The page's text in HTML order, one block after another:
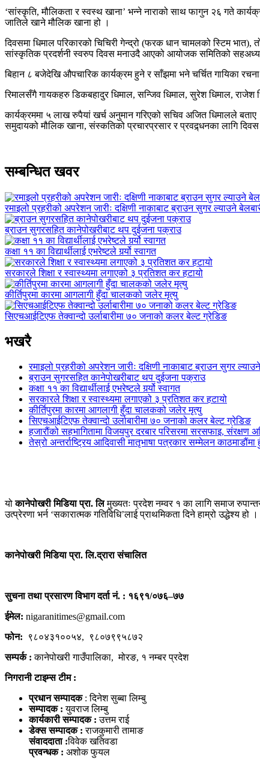
‘सांस्कृति, मौलिकता र स्वस्थ खाना’ भन्ने नाराको साथ फागुन २६ गते
जातिले खाने मौलिक खाना हो ।
दिवसमा धिमाल परिकारको चिचिरी गेन्द्रो (फरक धान चामलको स्टिम भात),
सांस्कृतिक प्रदर्शनी स्वरुप दिवस मनाउदै आएको आयोजक समितिको
बिहान ८ बजेदेखि औपचारिक कार्यक्रम हुने र साँझमा भने चर्चित गायिका
रिमालसँगै गायकहरु डिकबहादुर धिमाल, सन्जिव धिमाल, सुरेश धिमाल,
कार्यक्रममा ५ लाख रुपैयां खर्च अनुमान गरिएको सचिव अजित धिमालले
समुदायको मौलिक खाना, संस्कतिको प्रचारप्रसार र प्रवद्र्धनका लागि
सम्बन्धित खवर
रमाइलो प्रहरीको अपरेशन जारीः दक्षिणी नाकाबाट ब्राउन सुगर ल्याउने
ब्राउन सुगरसहित कानेपोखरीबाट थप दुईजना पक्राउ
कक्षा ११ का विद्यार्थीलाई एभरेष्टले गर्र्यो स्वागत
सरकारले शिक्षा र स्वास्थ्यमा लगाएको ३ प्रतिशत कर हटायो
कीर्तिपुरमा कारमा आगलागी हुँदा चालकको जलेर मृत्यु
सिएचआईटिएफ तेक्वान्दो उर्लाबारीमा ७० जनाको कलर बेल्ट ग्रेडिङ
भखरै
रमाइलो प्रहरीको अपरेशन जारीः दक्षिणी नाकाबाट ब्राउन सुगर
ब्राउन सुगरसहित कानेपोखरीबाट थप दुईजना पक्राउ
कक्षा ११ का विद्यार्थीलाई एभरेष्टले गर्र्यो स्वागत
सरकारले शिक्षा र स्वास्थ्यमा लगाएको ३ प्रतिशत कर हटायो
कीर्तिपुरमा कारमा आगलागी हुँदा चालकको जलेर मृत्यु
सिएचआईटिएफ तेक्वान्दो उर्लाबारीमा ७० जनाको कलर बेल्ट ग्रेडिङ
हजारौंको सहभागितामा विजयपुर दरबार परिसरमा सरसफाइ, संरक्षण
तेस्रो अन्तर्राष्ट्रिय आदिवासी मातृभाषा पत्रकार सम्मेलन
योकानेपोखरी मिडिया प्रा. लिमुख्यतः प्रदेश नम्वर १ का लागि समाज
उत्प्रेरणा भर्न ‘सकारात्मक गतिविधि’लाई प्राथमिकता दिने हाम्रो उद्धेश्य
कानेपोखरी मिडिया प्रा. लि.द्रारा संचालित
सुचना तथा प्रसारण विभाग दर्ता नं. : १६९१/०७६–७७
ईमेल: nigaranitimes@gmail.com
फोन:
९८०४३१००५४, ९८०७९९५८७२
सम्पर्क :कानेपोखरी गाउँपालिका, मोरङ, १ नम्बर प्रदेश
निगरानी टाइम्स टीम :
प्रधान सम्पादक : दिनेश सुब्बा लिम्बु
सम्पादक :युवराज लिम्बु
कार्यकारी सम्पादक : उत्तम राई
डेक्स सम्पादक :राजकुमारी तामाङ
संवाददाता :विवेक खतिवडा
प्रवन्धक : अशोक फुयल